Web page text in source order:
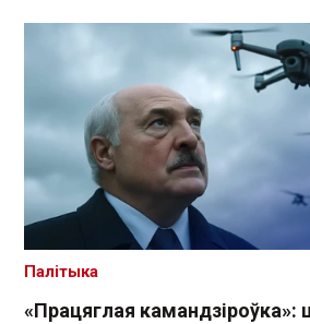
«Працяглая камандзіроўка»:
Палітыка